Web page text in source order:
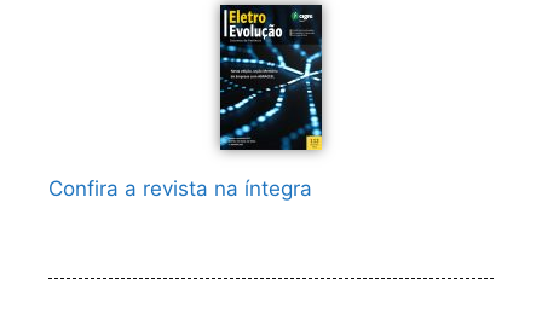
Confira a revista na íntegra